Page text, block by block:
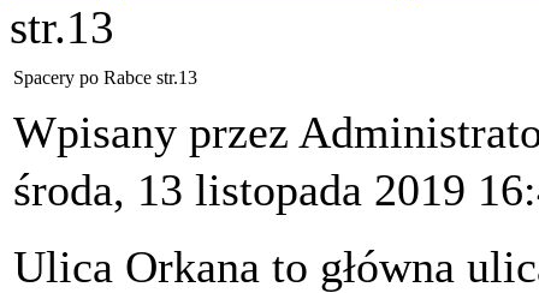
str.13
Spacery po Rabce str.13
Wpisany przez
środa, 13 listopada 2019
Ulica Orkana to główna